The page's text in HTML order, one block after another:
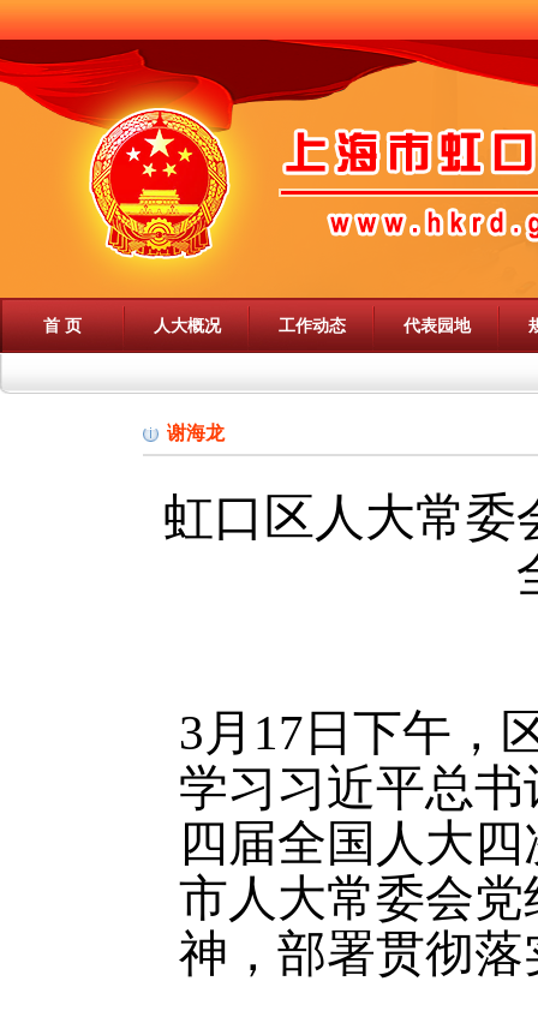
首 页 人大概况 工作动态 代表园地
谢海龙
虹口区人大常委
3月17日下午，
学习习近平总
四届全国人大
市人大常委会
神，部署贯彻落